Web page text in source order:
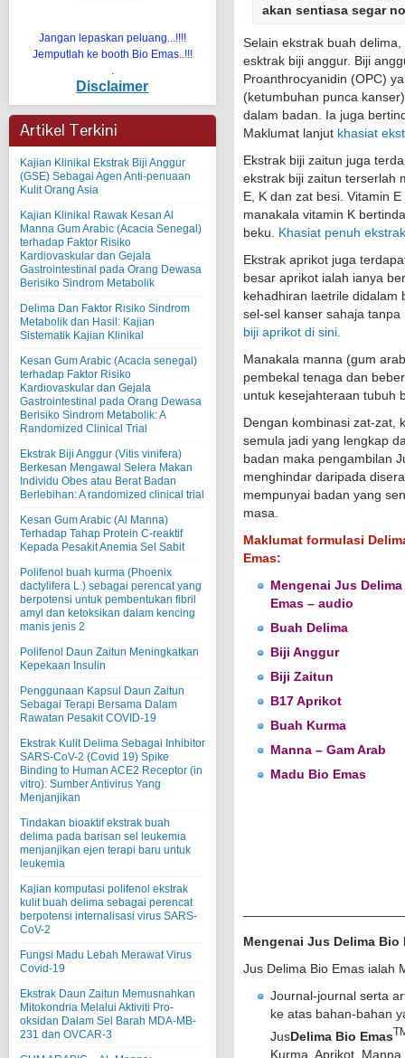
Jangan lepaskan peluang...!!!!
Jemputlah ke booth Bio Emas..!!!
.
Disclaimer
Artikel Terkini
Kajian Klinikal Ekstrak Biji Anggur
(GSE) Sebagai Agen Anti-penuaan
Kulit Orang Asia
Kajian Klinikal Rawak Kesan Al
Manna Gum Arabic (Acacia Senegal)
terhadap Faktor Risiko
Kardiovaskular dan Gejala
Gastrointestinal pada Orang Dewasa
Berisiko Sindrom Metabolik
Delima Dan Faktor Risiko Sindrom
Metabolik dan Hasil: Kajian
Sistematik Kajian Klinikal
Kesan Gum Arabic (Acacia senegal)
terhadap Faktor Risiko
Kardiovaskular dan Gejala
Gastrointestinal pada Orang Dewasa
Berisiko Sindrom Metabolik: A
Randomized Clinical Trial
Ekstrak Biji Anggur (Vitis vinifera)
Berkesan Mengawal Selera Makan
Individu Obes atau Berat Badan
Berlebihan: A randomized clinical trial
Kesan Gum Arabic (Al Manna)
Terhadap Tahap Protein C-reaktif
Kepada Pesakit Anemia Sel Sabit
Polifenol buah kurma (Phoenix
dactylifera L.) sebagai perencat yang
berpotensi untuk pembentukan fibril
amyl dan ketoksikan dalam kencing
manis jenis 2
Polifenol Daun Zaitun Meningkatkan
Kepekaan Insulin
Penggunaan Kapsul Daun Zaitun
Sebagai Terapi Bersama Dalam
Rawatan Pesakit COVID-19
Ekstrak Kulit Delima Sebagai Inhibitor
SARS-CoV-2 (Covid 19) Spike
Binding to Human ACE2 Receptor (in
vitro): Sumber Antivirus Yang
Menjanjikan
Tindakan bioaktif ekstrak buah
delima pada barisan sel leukemia
menjanjikan ejen terapi baru untuk
leukemia
Kajian komputasi polifenol ekstrak
kulit buah delima sebagai perencat
berpotensi internalisasi virus SARS-
CoV-2
Fungsi Madu Lebah Merawat Virus
Covid-19
Ekstrak Daun Zaitun Memusnahkan
Mitokondria Melalui Aktiviti Pro-
oksidan Dalam Sel Barah MDA-MB-
231 dan OVCAR-3
akan sentiasa segar
Selain ekstrak buah
esktrak biji anggur. Biji
Proanthrocyanidin (OPC)
(ketumbuhan punca
dalam badan. Ia juga
Maklumat lanjut khasiat
Ekstrak biji zaitun juga
ekstrak biji zaitun terserlah
E, K dan zat besi. Vitamin
manakala vitamin K
beku.
Khasiat penuh
Ekstrak aprikot juga
besar aprikot ialah ianya
kehadhiran laetrile didalam
sel-sel kanser sahaja
biji aprikot di sini.
Manakala manna (gum
pembekal tenaga dan
untuk kesejahteraan tubuh
Dengan kombinasi zat-zat,
semula jadi yang lengkap
badan maka pengambilan
menghindar daripada
mempunyai badan yang
masa.
Maklumat formulasi
Emas:
Mengenai Jus
Emas – audio
Buah Delima
Biji Anggur
Biji Zaitun
B17 Aprikot
Buah Kurma
Manna – Gam Arab
Madu Bio Emas
Mengenai Jus Delima Bio
Jus Delima Bio Emas ialah
Journal-journal serta
ke atas bahan-bahan
JusDelima Bio Emas
Kurma, Aprikot,